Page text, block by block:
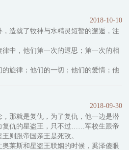
是他们千年之约到日子，他以为终于
白，说他一直做梦都想听的那句“喜
2018-10-10
造就了牧神与水精灵短暂的邂逅，注
律中，他们第一次的遐思；第一次的相
的旋律；他们的一切；他们的爱情；他
场春梦，曲终即离。
齐歌的生活里，曲终人散？2018-09-30
那就是复仇，为了复仇，他一边是潜
复仇的星盗王，只不过……军校生跟帝
则跟帝国亲王是死敌。
莱斯和星盗王联姻的时候，奚泽傻眼